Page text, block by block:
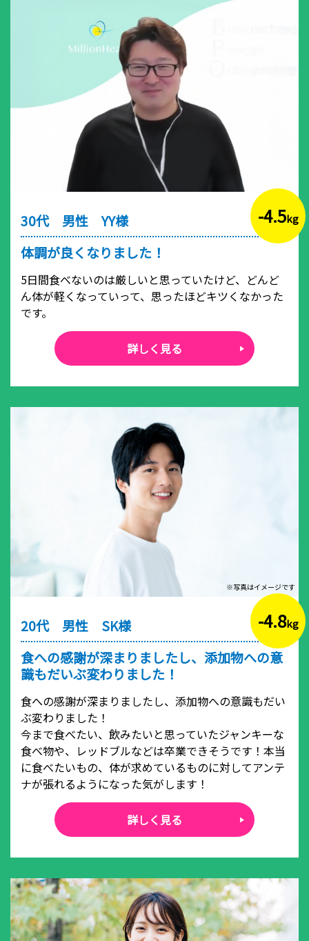
-4.5kg
30代 男性 YY様
体調が良くなりました！
5日間食べないのは厳しいと思っていたけど、どんど
ん体が軽くなっていって、思ったほどキツくなかった
です。
詳しく見る
※写真はイメージです
-4.8kg
20代 男性 SK様
食への感謝が深まりましたし、添加物への意
識もだいぶ変わりました！
食への感謝が深まりましたし、添加物への意識もだい
ぶ変わりました！
今まで食べたい、飲みたいと思っていたジャンキーな
食べ物や、レッドブルなどは卒業できそうです！本当
に食べたいもの、体が求めているものに対してアンテ
ナが張れるようになった気がします！
詳しく見る